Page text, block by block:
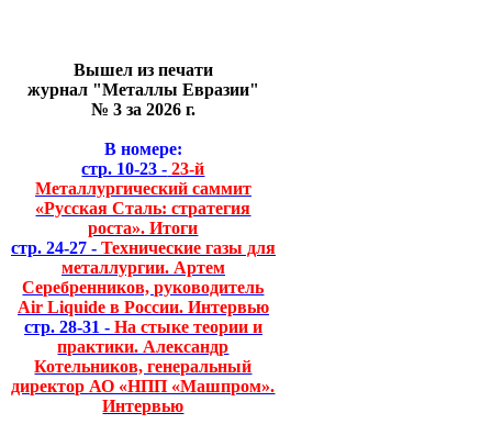
Вышел из печати
журнал "Металлы Евразии"
№ 3 за 2026 г.
В номере:
стр. 10-23 - 23-й
Металлургический саммит
«Русская Сталь: стратегия
роста». Итоги
стр. 24-27 - Технические газы для
металлургии. Артем
Серебренников, руководитель
Air Liquide в России. Интервью
стр. 28-31 - На стыке теории и
практики. Александр
Котельников, генеральный
директор АО «НПП «Машпром».
Интервью